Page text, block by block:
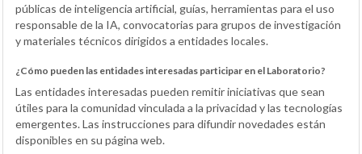
públicas de inteligencia artificial, guías, herramientas para el uso
responsable de la IA, convocatorias para grupos de investigación
y materiales técnicos dirigidos a entidades locales.
¿Cómo pueden las entidades interesadas participar en el Laboratorio?
Las entidades interesadas pueden remitir iniciativas que sean
útiles para la comunidad vinculada a la privacidad y las tecnologías
emergentes. Las instrucciones para difundir novedades están
disponibles en su página web.